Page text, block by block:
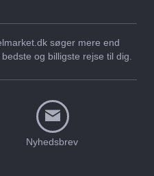
søger mere end
og billigste rejse til dig.
Nyhedsbrev